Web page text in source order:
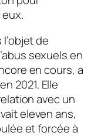
de
sexuels en
en cours, a
2021. Elle
avec un
eleven ans,
et forcée à